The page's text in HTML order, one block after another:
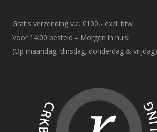
Gratis verzending v.a. €100,- excl. btw
Voor 14:00 besteld = Morgen in huis!
(Op maandag, dinsdag, donderdag & vrijdag)